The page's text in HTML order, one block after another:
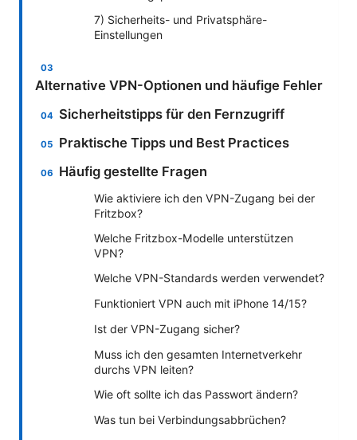
7) Sicherheits- und Privatsphäre-
Einstellungen
Alternative VPN-Optionen und häufige Fehler
Sicherheitstipps für den Fernzugriff
Praktische Tipps und Best Practices
Häufig gestellte Fragen
Wie aktiviere ich den VPN-Zugang bei der
Fritzbox?
Welche Fritzbox-Modelle unterstützen
VPN?
Welche VPN-Standards werden verwendet?
Funktioniert VPN auch mit iPhone 14/15?
Ist der VPN-Zugang sicher?
Muss ich den gesamten Internetverkehr
durchs VPN leiten?
Wie oft sollte ich das Passwort ändern?
Was tun bei Verbindungsabbrüchen?